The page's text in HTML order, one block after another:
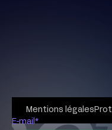
Mentions légales
E-mail*